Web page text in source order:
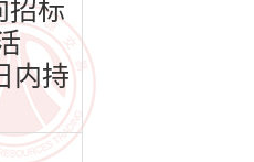
招标
内持